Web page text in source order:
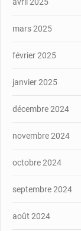
mars 2025
février 2025
janvier 2025
décembre 2024
novembre 2024
octobre 2024
septembre 2024
août 2024